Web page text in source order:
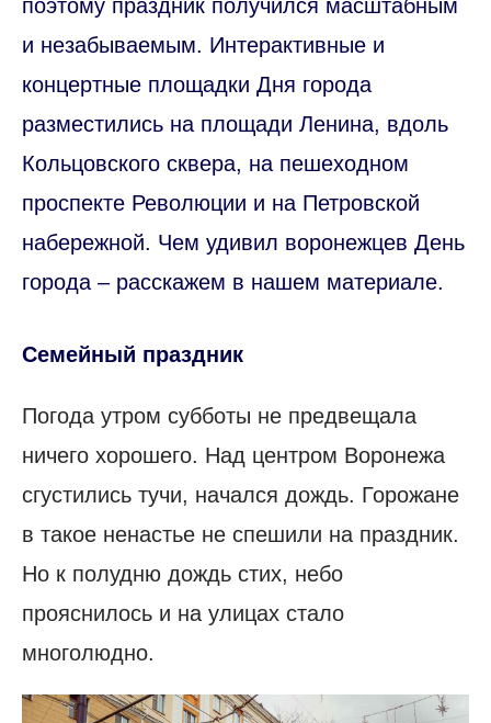
поэтому праздник получился масштабным
и незабываемым. Интерактивные и
концертные площадки Дня города
разместились на площади Ленина, вдоль
Кольцовского сквера, на пешеходном
проспекте Революции и на Петровской
набережной. Чем удивил воронежцев День
города – расскажем в нашем материале.
Семейный праздник
Погода утром субботы не предвещала
ничего хорошего. Над центром Воронежа
сгустились тучи, начался дождь. Горожане
в такое ненастье не спешили на праздник.
Но к полудню дождь стих, небо
прояснилось и на улицах стало
многолюдно.